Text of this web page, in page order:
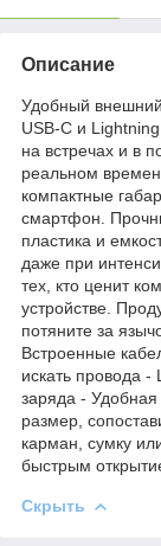
Описание
Удобный
USB-C и
на встречах и в
реальном
компактные
смартфон.
пластика и
даже при
тех, кто ценит
устройстве.
потяните за
Встроенные
искать провода
заряда -
размер,
карман, сумку
быстрым
Скрыть